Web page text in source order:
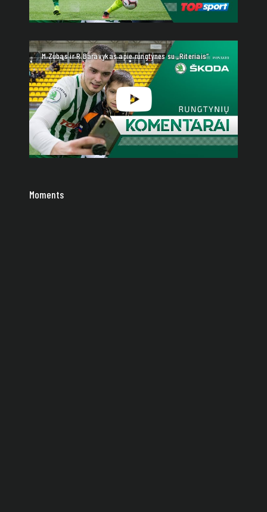
M.Zubas ir R.Baravykas apie rungtynes su „Riteriais“
Moments